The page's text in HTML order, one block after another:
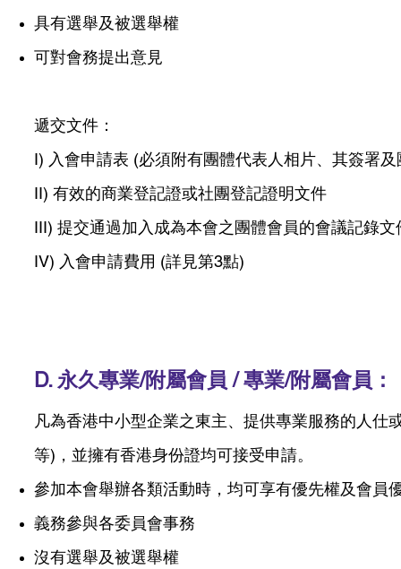
具有選舉及被選舉權
可對會務提出意見
遞交文件：
I) 入會申請表 (必須附有團體代表人相片、其簽署
II) 有效的商業登記證或社團登記證明文件
III) 提交通過加入成為本會之團體會員的會議記錄
IV) 入會申請費用 (詳見第3點)
D. 永久專業/附屬會員 / 專業/附屬會員：
凡為香港中小型企業之東主、提供專業服務的人仕
等)，並擁有香港身份證均可接受申請。
參加本會舉辦各類活動時，均可享有優先權及會員
義務參與各委員會事務
沒有選舉及被選舉權